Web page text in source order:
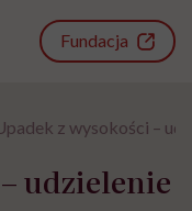
Fundacja
z wysokości –
udzielenie